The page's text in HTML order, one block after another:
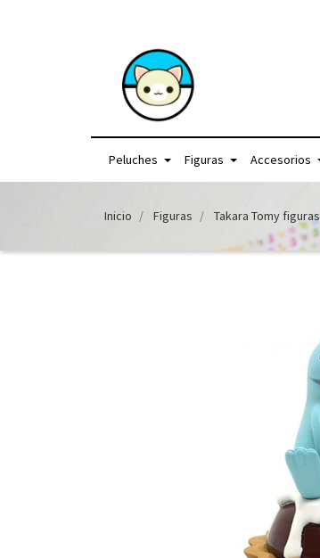
Peluches Figuras Accesorios
Inicio Figuras Takara Tomy figuras